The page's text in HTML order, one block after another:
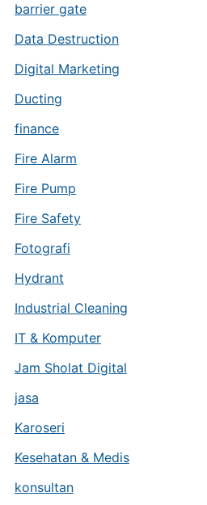
barrier gate
Data Destruction
Digital Marketing
Ducting
finance
Fire Alarm
Fire Pump
Fire Safety
Fotografi
Hydrant
Industrial Cleaning
IT & Komputer
Jam Sholat Digital
jasa
Karoseri
Kesehatan & Medis
konsultan